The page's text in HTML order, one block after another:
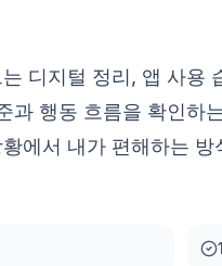
디지털 정리, 앱 사용
과 행동 흐름을 확인하
에서 내가 편해하는 방